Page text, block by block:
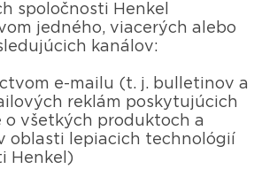
spoločnosti Henkel
jedného, viacerých alebo
kanálov:
e-mailu (t. j. bulletinov a
reklám poskytujúcich
o všetkých produktoch a
oblasti lepiacich technológií
Henkel)